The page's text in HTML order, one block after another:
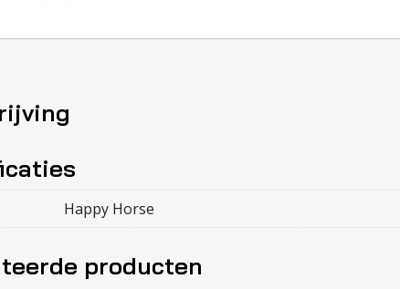
Happy Horse
producten